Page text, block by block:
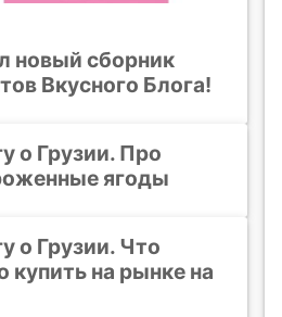
новый сборник
Вкусного Блога!
о Грузии. Про
ягоды
о Грузии. Что
купить на рынке на